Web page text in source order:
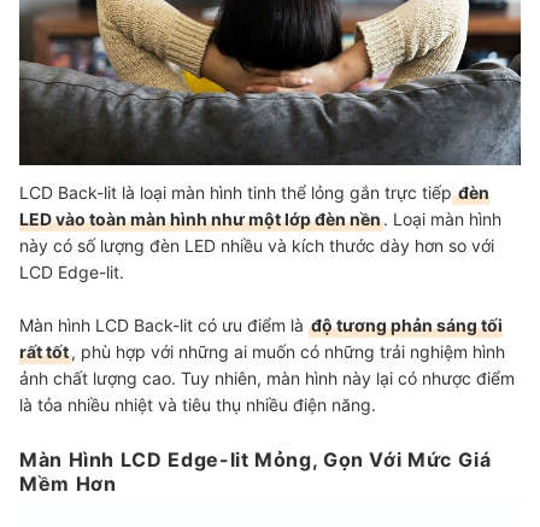
LCD Back-lit là loại màn hình tinh thể lỏng gắn trực tiếpđèn
LED vào toàn màn hình như một lớp đèn nền. Loại màn hình
này có số lượng đèn LED nhiều và kích thước dày hơn so với
LCD Edge-lit.
Màn hình LCD Back-lit có ưu điểm là độ tương phản sáng tối
rất tốt, phù hợp với những ai muốn có những trải nghiệm hình
ảnh chất lượng cao. Tuy nhiên, màn hình này lại có nhược điểm
là tỏa nhiều nhiệt và tiêu thụ nhiều điện năng.
Màn Hình LCD Edge-lit Mỏng, Gọn Với Mức Giá
Mềm Hơn